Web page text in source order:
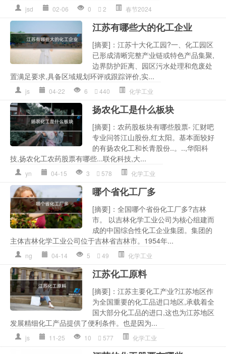
jsd 02-06 0 2 春节2024
江苏有哪些大的化工企业
[摘要]：江苏十大化工园?一、化工园区
已形成清晰完整产业链或特色产品集聚,
边界防护距离、园区污水处理和危废处
置满足要求,具备区域规划环评或跟踪评价,实...
js 04-22 6 440 化学工业
扬农化工是什么板块
[摘要]：农药股板块有哪些股票- 汇财吧
专业问答江山股份,红太阳。基本面较好
的有扬农化工和长青股份..。..,华阳科
技,扬农化工农药股票有哪些...联化科技,大...
yn 04-15 3 578 化学工业
哪个省化工厂多
[摘要]：全国哪个省份化工厂多?吉林
市。 以吉林化学工业公司为核心组建而
成的中国综合性化工企业集团。集团的
主体吉林化学工业公司位于吉林省吉林市。1954年...
ng 04-14 5 49 化学工业
江苏化工原料
[摘要]：江苏主要化工产业?江苏地区作
为全国重要的化工品进口地区,承载着全
国大部分化工品的进口,这也为江苏地区
发展精细化工产品提供了便利条件。也是因为...
js 11-25 10 577 化学工业